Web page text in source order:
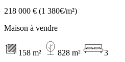
218 000 € (1 380€/m²)
Maison à vendre
158 m² 828 m²
3